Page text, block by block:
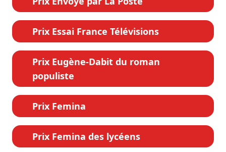
Prix Essai France Télévisions
Prix Eugène-Dabit du roman
populiste
Prix Femina
Prix Femina des lycéens